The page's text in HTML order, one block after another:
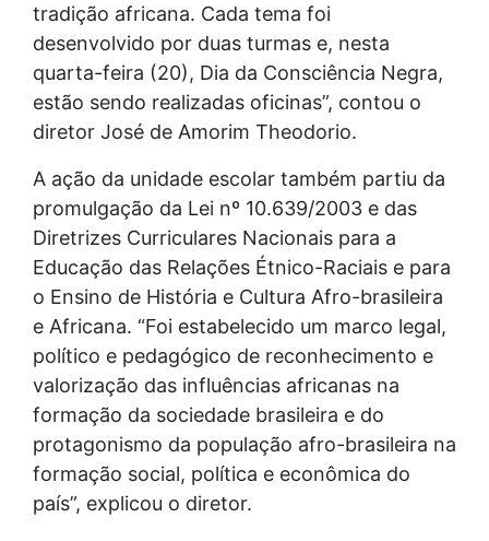
tradição africana. Cada tema foi
desenvolvido por duas turmas e, nesta
quarta-feira (20), Dia da Consciência Negra,
estão sendo realizadas oficinas”, contou o
diretor José de Amorim Theodorio.
A ação da unidade escolar também partiu da
promulgação da Lei nº 10.639/2003 e das
Diretrizes Curriculares Nacionais para a
Educação das Relações Étnico-Raciais e para
o Ensino de História e Cultura Afro-brasileira
e Africana. “Foi estabelecido um marco legal,
político e pedagógico de reconhecimento e
valorização das influências africanas na
formação da sociedade brasileira e do
protagonismo da população afro-brasileira na
formação social, política e econômica do
país”, explicou o diretor.